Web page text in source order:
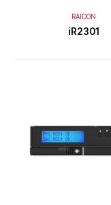
RAIDON
iR2301